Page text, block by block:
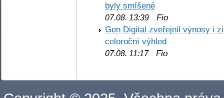
byly smíšené
07.08. 13:39 Fio
Gen Digital zveřejnil výnosy i
celoroční výhled
07.08. 11:17Fio